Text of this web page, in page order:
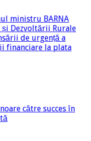
ministru BARNA
Dezvoltării Rurale
de urgență a
financiare la plata
către succes în